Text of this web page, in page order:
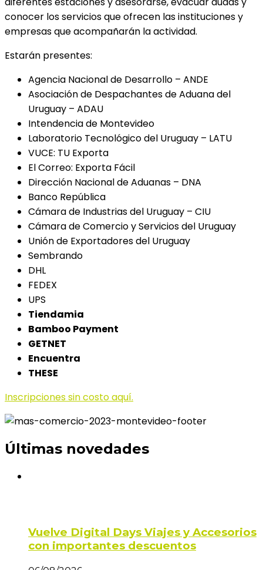
conocer los servicios que ofrecen las instituciones y
empresas que acompañarán la actividad.
Estarán presentes:
Agencia Nacional de Desarrollo – ANDE
Asociación de Despachantes de Aduana del
Uruguay – ADAU
Intendencia de Montevideo
Laboratorio Tecnológico del Uruguay – LATU
VUCE: TU Exporta
El Correo: Exporta Fácil
Dirección Nacional de Aduanas – DNA
Banco República
Cámara de Industrias del Uruguay – CIU
Cámara de Comercio y Servicios del Uruguay
Unión de Exportadores del Uruguay
Sembrando
DHL
FEDEX
UPS
Tiendamia
Bamboo Payment
GETNET
Encuentra
THESE
Inscripciones sin costo aquí.
Últimas novedades
Vuelve Digital Days Viajes y Accesorios
con importantes descuentos